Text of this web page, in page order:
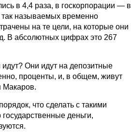
в 4,4 раза, в госкорпорации — в
называемых временно
на те цели, на которые они
В абсолютных цифрах это 267
Они идут на депозитные
проценты, и, в общем, живут
Макаров.
что сделать с такими
государственные деньги,